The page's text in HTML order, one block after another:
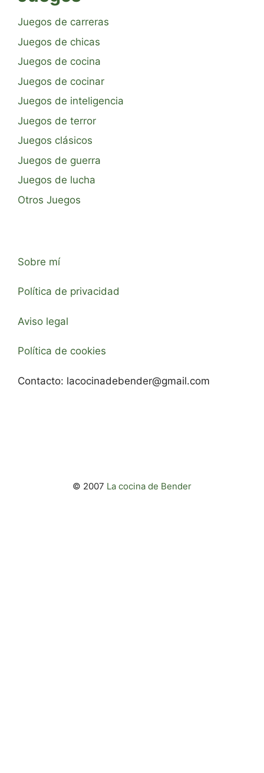
Juegos de carreras
Juegos de chicas
Juegos de cocina
Juegos de cocinar
Juegos de inteligencia
Juegos de terror
Juegos clásicos
Juegos de guerra
Juegos de lucha
Otros Juegos
Sobre mí
Política de privacidad
Aviso legal
Política de cookies
Contacto: lacocinadebender@gmail.com
© 2007 La cocina de Bender